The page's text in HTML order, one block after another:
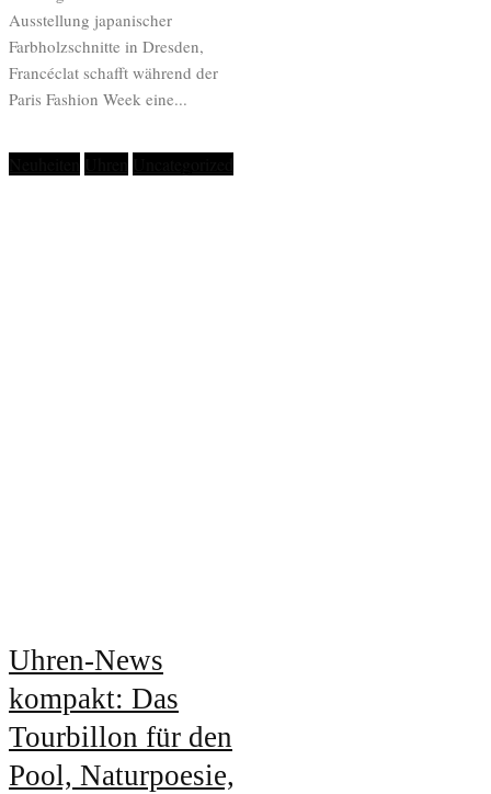
Ausstellung japanischer
Farbholzschnitte in Dresden,
Francéclat schafft während der
Paris Fashion Week eine...
Uhren-News
kompakt: Das
Tourbillon für den
Pool, Naturpoesie,